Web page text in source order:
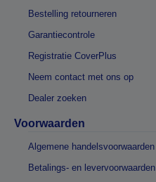
Bestelling retourneren
Garantiecontrole
Registratie CoverPlus
Neem contact met ons op
Dealer zoeken
Voorwaarden
Algemene handelsvoorwaarden
Betalings- en levervoorwaarden